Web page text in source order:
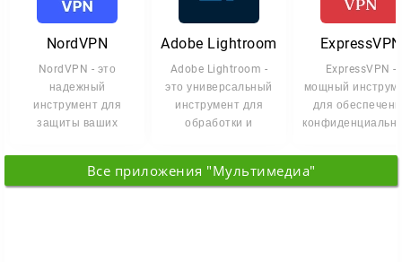
NordVPN
NordVPN - это
надежный
инструмент для
защиты ваших
обеспечения
конфиденциальности
Adobe Lightroom
Adobe Lightroom -
это универсальный
инструмент для
обработки и
фотографий,
который
ExpressVPN
ExpressVPN -
мощный
для
интернете.
Все приложения "Мультимедиа"